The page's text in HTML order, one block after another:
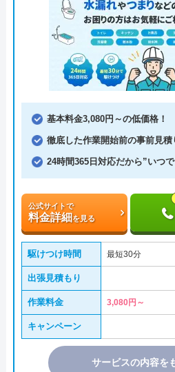
基本料金3,080円～の低価格！
徹底した作業開始前の事前見積
24時間365日対応だから”いつで
公式サイトで
料金詳細を見る
駆けつけ時間 最短30分
出張見積もり
作業料金 3,080円～
キャンペーン
サービスの内容を